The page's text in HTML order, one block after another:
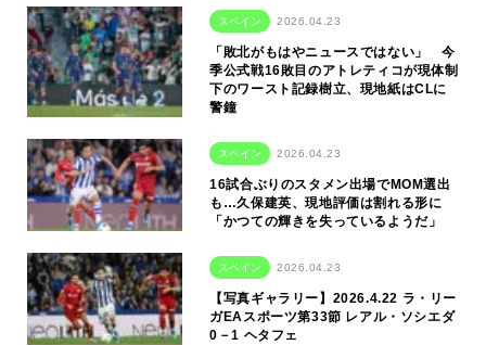
スペイン 2026.04.23
「敗北がもはやニュースではない」 今
季公式戦16敗目のアトレティコが現体制
下のワースト記録樹立、現地紙はCLに
警鐘
スペイン 2026.04.23
16試合ぶりのスタメン出場でMOM選出
も…久保建英、現地評価は割れる形に
「かつての輝きを失っているようだ」
スペイン 2026.04.23
【写真ギャラリー】2026.4.22 ラ・リー
ガEAスポーツ第33節 レアル・ソシエダ
0－1 ヘタフェ